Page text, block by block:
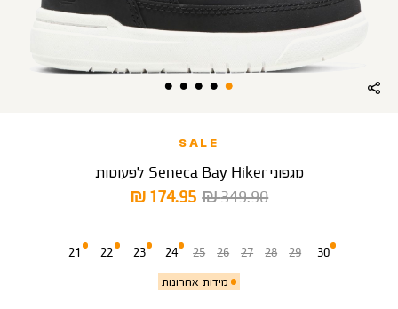
SALE
מגפוני Seneca Bay Hiker לפעוטות
מחיר
174.95 ₪
מחיר
349.90 ₪
21
מידות אחרונות
22 23 24 25 26 27 28 29 30